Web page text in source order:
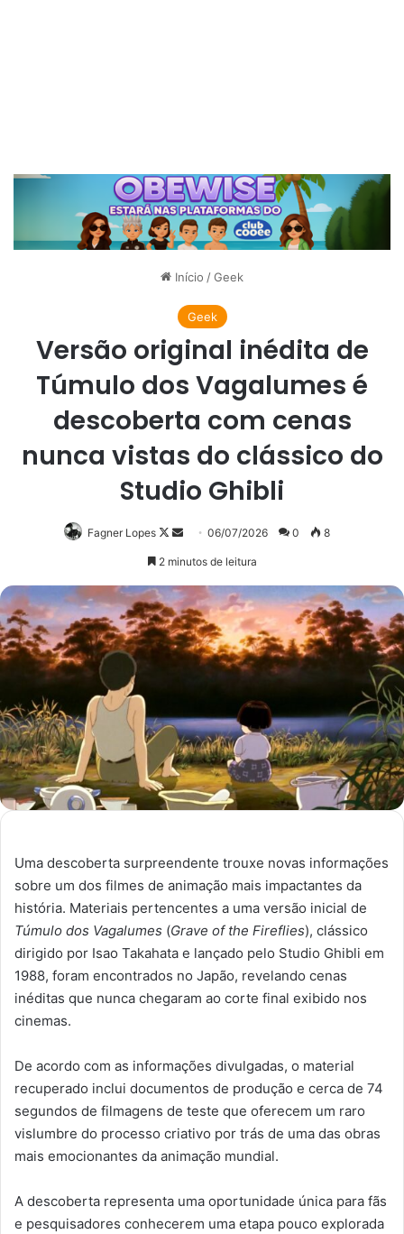
Início /Geek
Geek
Versão original inédita de
Túmulo dos Vagalumes é
descoberta com cenas
nunca vistas do clássico do
Studio Ghibli
Fagner Lopes
Follow
Mande
mail
06/07/2026 0 8
2 minutos de leitura
Uma descoberta surpreendente trouxe novas informações
sobre um dos filmes de animação mais impactantes da
história. Materiais pertencentes a uma versão inicial de
Túmulo dos Vagalumes (Grave of the Fireflies), clássico
dirigido por Isao Takahata e lançado pelo Studio Ghibli em
1988, foram encontrados no Japão, revelando cenas
inéditas que nunca chegaram ao corte final exibido nos
cinemas.
De acordo com as informações divulgadas, o material
recuperado inclui documentos de produção e cerca de 74
segundos de filmagens de teste que oferecem um raro
vislumbre do processo criativo por trás de uma das obras
mais emocionantes da animação mundial.
A descoberta representa uma oportunidade única para fãs
e pesquisadores conhecerem uma etapa pouco explorada